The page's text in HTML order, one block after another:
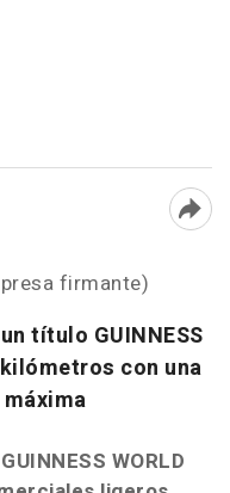
firmante)
título GUINNESS
kilómetros con una
WORLD